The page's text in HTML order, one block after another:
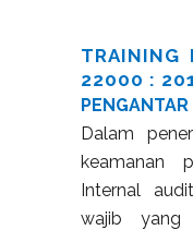
TRAINING
22000 :
Dalam
keamanan
Internal
wajib yang